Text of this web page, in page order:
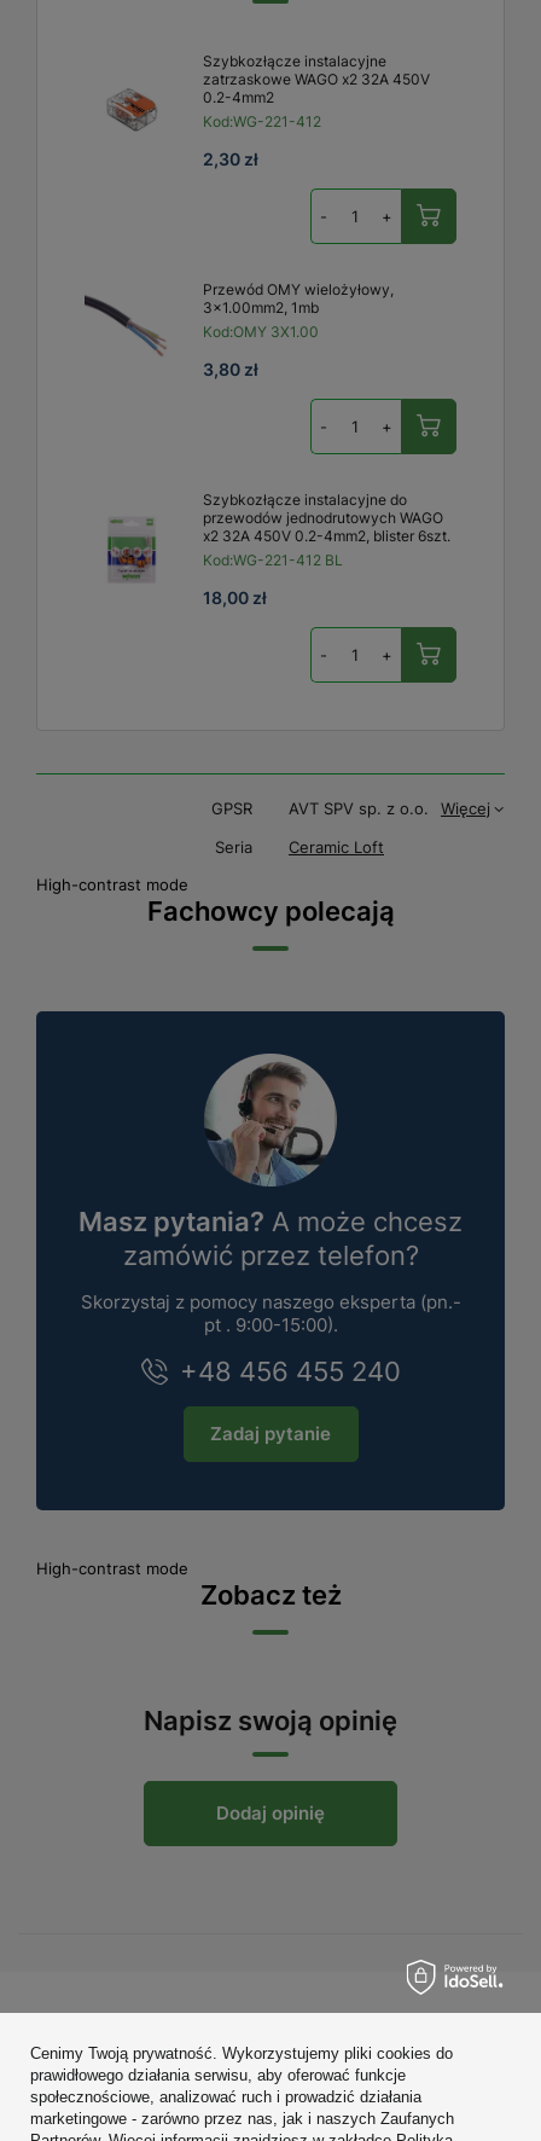
Szybkozłącze instalacyjne
zatrzaskowe WAGO x2 32A 450V
0.2-4mm2
Kod:WG-221-412
2,30 zł
- +
Przewód OMY wielożyłowy,
3x1.00mm2, 1mb
Kod:OMY 3X1.00
3,80 zł
- +
Szybkozłącze instalacyjne do
przewodów jednodrutowych WAGO
x2 32A 450V 0.2-4mm2, blister 6szt.
Kod:WG-221-412 BL
18,00 zł
- +
GPSR AVT SPV sp. z o.o.
Więcej
Seria
Ceramic Loft
High-contrast mode
Fachowcy polecają
Masz pytania? A może chcesz
zamówić przez telefon?
Skorzystaj z pomocy naszego eksperta (pn.-
pt . 9:00-15:00).
+48 456 455 240
Zadaj pytanie
High-contrast mode
Zobacz też
Napisz swoją opinię
Dodaj opinię
Konto
Regulaminy
Cenimy Twoją prywatność. Wykorzystujemy pliki cookies do
prawidłowego działania serwisu, aby oferować funkcje
społecznościowe, analizować ruch i prowadzić działania
marketingowe - zarówno przez nas, jak i naszych Zaufanych